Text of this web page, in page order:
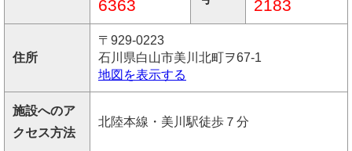
6363
2183
住所
〒929-0223
石川県白山市美川北町ヲ67-1
地図を表示する
施設へのア
クセス方法
北陸本線・美川駅徒歩７分